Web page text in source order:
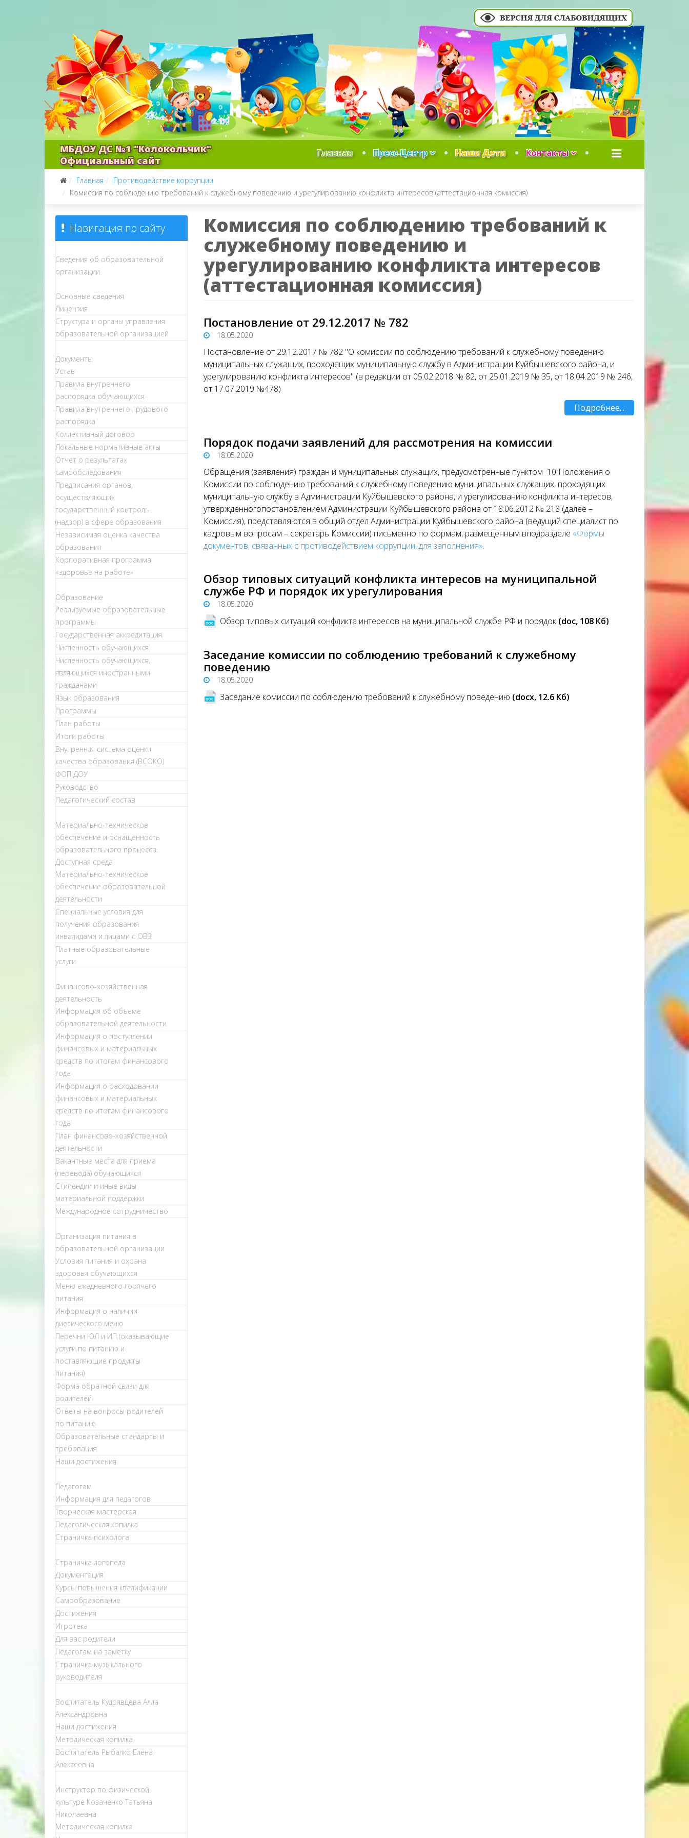
МБДОУ ДС №1 "Колокольчик"
Официальный сайт
Главная Пресс-Центр Наши Дети Контакты
Главная
Противодействие коррупции
Комиссия по соблюдению требований к служебному поведению и урегулированию конфликта интересов (аттестационная комиссия)
Навигация по сайту
Сведения об образовательной
организации
Основные сведения
Лицензия
Структура и органы управления
образовательной организацией
Документы
Устав
Правила внутреннего
распорядка обучающихся
Правила внутреннего трудового
распорядка
Коллективный договор
Локальные нормативные акты
Отчет о результатах
самообследования
Предписания органов,
осуществляющих
государственный контроль
(надзор) в сфере образования
Независимая оценка качества
образования
Корпоративная программа
«здоровье на работе»
Образование
Реализуемые образовательные
программы
Государственная аккредитация
Численность обучающихся
Численность обучающихся,
являющихся иностранными
гражданами
Язык образования
Программы
План работы
Итоги работы
Внутренняя система оценки
качества образования (ВСОКО)
ФОП ДОУ
Руководство
Педагогический состав
Материально-техническое
обеспечение и оснащенность
образовательного процесса.
Доступная среда
Материально-техническое
обеспечение образовательной
деятельности
Специальные условия для
получения образования
инвалидами и лицами с ОВЗ
Платные образовательные
услуги
Финансово-хозяйственная
деятельность
Информация об объеме
образовательной деятельности
Информация о поступлении
финансовых и материальных
средств по итогам финансового
года
Информация о расходовании
финансовых и материальных
средств по итогам финансового
года
План финансово-хозяйственной
деятельности
Вакантные места для приема
(перевода) обучающихся
Стипендии и иные виды
материальной поддержки
Международное сотрудничество
Организация питания в
образовательной организации
Условия питания и охрана
здоровья обучающихся
Меню ежедневного горячего
питания
Информация о наличии
диетического меню
Перечни ЮЛ и ИП (оказывающие
услуги по питанию и
поставляющие продукты
питания)
Форма обратной связи для
родителей
Ответы на вопросы родителей
по питанию
Образовательные стандарты и
требования
Наши достижения
Педагогам
Информация для педагогов
Творческая мастерская
Педагогическая копилка
Страничка психолога
Страничка логопеда
Документация
Курсы повышения квалификации
Самообразование
Достижения
Игротека
Для вас родители
Педагогам на заметку
Страничка музыкального
руководителя
Воспитатель Кудрявцева Алла
Александровна
Наши достижения
Методическая копилка
Воспитатель Рыбалко Елена
Алексеевна
Инструктор по физической
культуре Козаченко Татьяна
Николаевна
Методическая копилка
Комиссия по соблюдению требований к
служебному поведению и
урегулированию конфликта интересов
(аттестационная комиссия)
Постановление от 29.12.2017 № 782
18.05.2020
Постановление от 29.12.2017 № 782 "О комиссии по соблюдению требований к служебному поведению
муниципальных служащих, проходящих муниципальную службу в Администрации Куйбышевского района, и
урегулированию конфликта интересов" (в редакции от 05.02.2018 № 82, от 25.01.2019 № 35, от 18.04.2019 № 246,
от 17.07.2019 №478)
Подробнее...
Порядок подачи заявлений для рассмотрения на комиссии
18.05.2020
Обращения (заявления) граждан и муниципальных служащих, предусмотренные пунктом 10 Положения о
Комиссии по соблюдению требований к служебному поведению муниципальных служащих, проходящих
муниципальную службу в Администрации Куйбышевского района, и урегулированию конфликта интересов,
утвержденногопостановлением Администрации Куйбышевского района от 18.06.2012 № 218 (далее –
Комиссия), представляются в общий отдел Администрации Куйбышевского района (ведущий специалист по
кадровым вопросам – секретарь Комиссии) письменно по формам, размещенным вподразделе «Формы
документов, связанных с противодействием коррупции, для заполнения».
Обзор типовых ситуаций конфликта интересов на муниципальной
службе РФ и порядок их урегулирования
18.05.2020
Обзор типовых ситуаций конфликта интересов на муниципальной службе РФ и порядок (doc, 108 Кб)
Заседание комиссии по соблюдению требований к служебному
поведению
18.05.2020
Заседание комиссии по соблюдению требований к служебному поведению (docx, 12.6 Кб)